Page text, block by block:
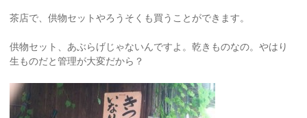
茶店で、供物セットやろうそくも買うことができます。
供物セット、あぶらげじゃないんですよ。乾きものなの。やはり
生ものだと管理が大変だから？